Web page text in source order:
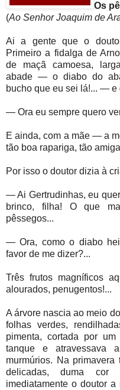
Os
(Ao Senhor Joaquim de
Ai a gente que o
Primeiro a fidalga de
de maçã camoesa,
abade — o diabo do
bucho que eu sei lá!... — e
— Ora eu sempre quero
E ainda, com a mãe — a
tão boa rapariga, tão
Por isso o doutor dizia à
— Ai Gertrudinhas, eu
brinco, filha! O que
pêssegos...
— Ora, como o diabo
favor de me dizer?...
Três frutos magníficos
alourados, penugentos!...
A árvore nascia ao meio
folhas verdes,
pimenta, cortada por
tanque e atravessava
murmúrios. Na
delicadas, duma
imediatamente o doutor